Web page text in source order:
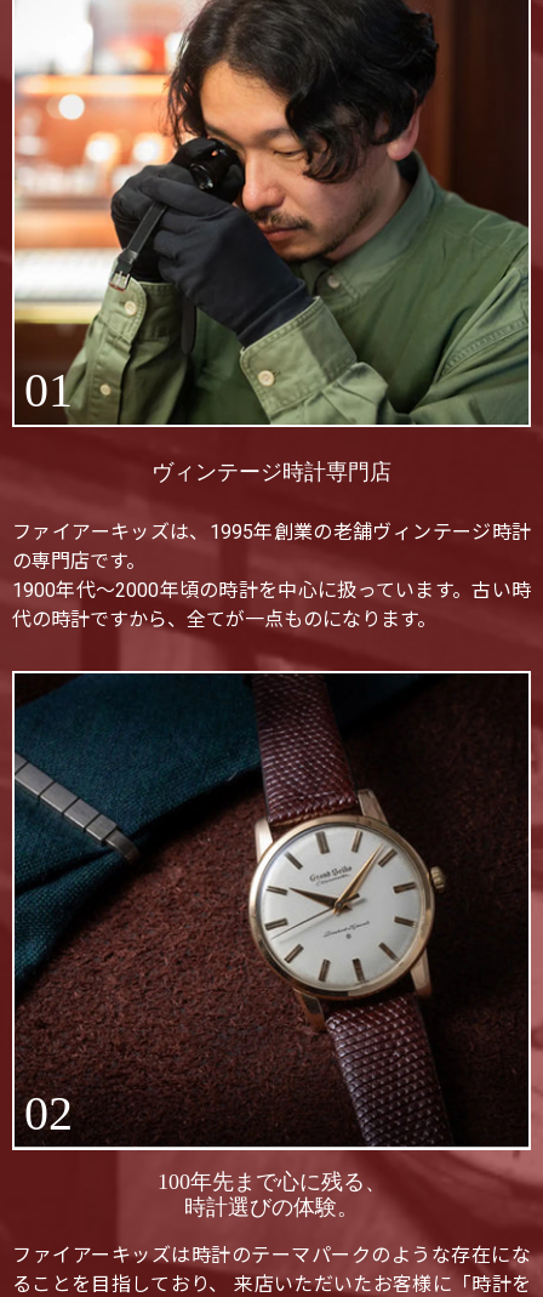
01
ヴィンテージ時計専門店
ファイアーキッズは、1995年創業の老舗ヴィンテージ時計
の専門店です。
1900年代〜2000年頃の時計を中心に扱っています。古い時
代の時計ですから、全てが一点ものになります。
02
100年先まで心に残る、
時計選びの体験。
ファイアーキッズは時計のテーマパークのような存在にな
ることを目指しており、 来店いただいたお客様に「時計を